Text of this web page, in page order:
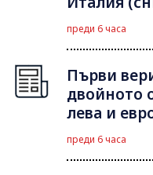
преди 6 часа
Първи
двойното
лева и
преди 6 часа